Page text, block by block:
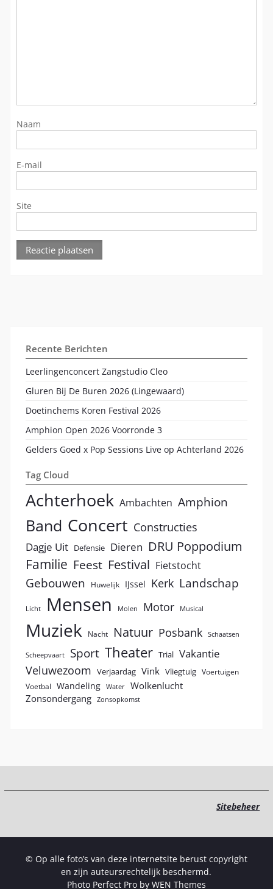
Naam
E-mail
Site
Recente Berichten
Leerlingenconcert Zangstudio Cleo
Gluren Bij De Buren 2026 (Lingewaard)
Doetinchems Koren Festival 2026
Amphion Open 2026 Voorronde 3
Gelders Goed x Pop Sessions Live op Achterland 2026
Tag Cloud
Achterhoek Ambachten Amphion
Band Concert Constructies
Dagje Uit Defensie Dieren DRU Poppodium
Familie Feest Festival Fietstocht
Gebouwen Huwelijk IJssel Kerk Landschap
Licht Mensen Molen Motor Musical
Muziek Nacht Natuur Posbank Schaatsen
Scheepvaart Sport Theater Trial Vakantie
Veluwezoom Verjaardag Vink Vliegtuig Voertuigen
Voetbal
Wandeling Water
Wolkenlucht
Zonsondergang
Zonsopkomst
Sitebeheer
© Op alle foto’s van deze internetsite berust copyright
en zijn auteursrechtelijk beschermd.
Photo Perfect Pro by WEN Themes